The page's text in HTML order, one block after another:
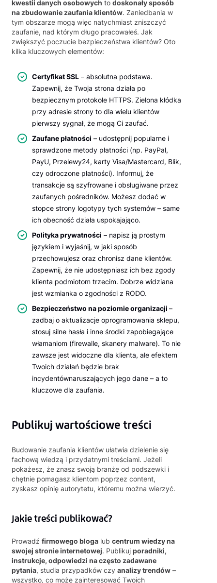
kwestii danych osobowych to doskonały sposób
na zbudowanie zaufania klientów. Zaniedbania w
tym obszarze mogą więc natychmiast zniszczyć
zaufanie, nad którym długo pracowałeś. Jak
zwiększyć poczucie bezpieczeństwa klientów? Oto
kilka kluczowych elementów:
Certyfikat SSL – absolutna podstawa.
Zapewnij, że Twoja strona działa po
bezpiecznym protokole HTTPS. Zielona kłódka
przy adresie strony to dla wielu klientów
pierwszy sygnał, że mogą Ci zaufać.
Zaufane płatności – udostępnij popularne i
sprawdzone metody płatności (np. PayPal,
PayU, Przelewy24, karty Visa/Mastercard, Blik,
czy odroczone płatności). Informuj, że
transakcje są szyfrowane i obsługiwane przez
zaufanych pośredników. Możesz dodać w
stopce strony logotypy tych systemów – same
ich obecność działa uspokajająco.
Polityka prywatności – napisz ją prostym
językiem i wyjaśnij, w jaki sposób
przechowujesz oraz chronisz dane klientów.
Zapewnij, że nie udostępniasz ich bez zgody
klienta podmiotom trzecim. Dobrze widziana
jest wzmianka o zgodności z RODO.
Bezpieczeństwo na poziomie organizacji –
zadbaj o aktualizacje oprogramowania sklepu,
stosuj silne hasła i inne środki zapobiegające
włamaniom (firewalle, skanery malware). To nie
zawsze jest widoczne dla klienta, ale efektem
Twoich działań będzie brak
incydentównaruszających jego dane – a to
kluczowe dla zaufania.
Publikuj wartościowe treści
Budowanie zaufania klientów ułatwia dzielenie się
fachową wiedzą i przydatnymi treściami. Jeżeli
pokażesz, że znasz swoją branżę od podszewki i
chętnie pomagasz klientom poprzez content,
zyskasz opinię autorytetu, któremu można wierzyć.
Jakie treści publikować?
Prowadź firmowego bloga lub centrum wiedzy na
swojej stronie internetowej. Publikuj poradniki,
instrukcje, odpowiedzi na często zadawane
pytania, studia przypadków czy analizy trendów –
wszystko, co może zainteresować Twoich